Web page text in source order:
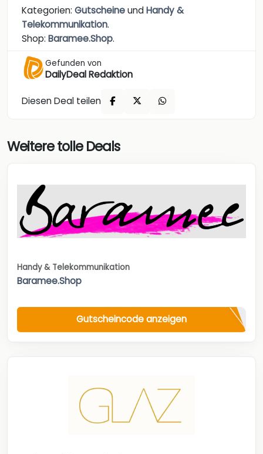
Kategorien: GutscheineundHandy &
Telekommunikation.
Shop: Baramee.Shop.
Gefunden von
DailyDeal Redaktion
Diesen Deal teilen
Weitere tolle Deals
Handy & Telekommunikation
Baramee.Shop
Gutscheincode anzeigen